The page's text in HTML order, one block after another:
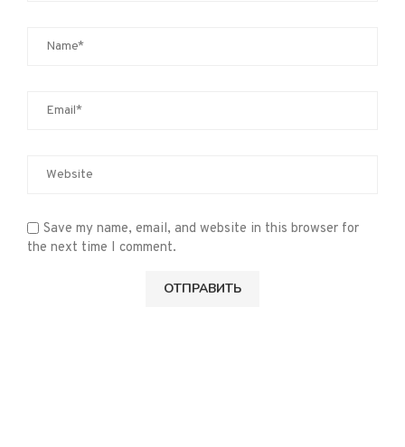
Save my name, email, and website in this browser for
the next time I comment.